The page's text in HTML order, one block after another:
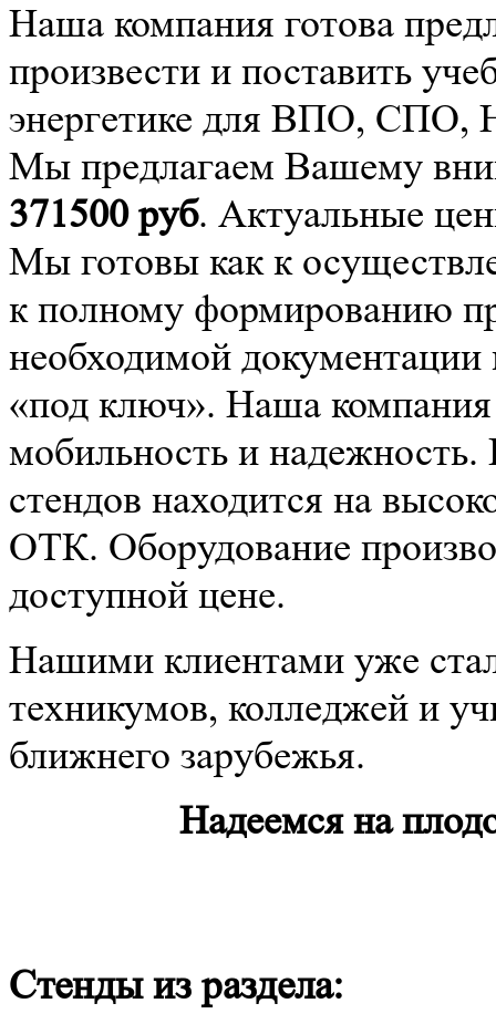
Наша компания готова
произвести и поставить
энергетике для ВПО,
Мы предлагаем Вашему
371500руб. Актуальные
Мы готовы как к
к полному формированию
необходимой
«под ключ». Наша компания
мобильность и
стендов находится на
ОТК. Оборудование
доступной цене.
Нашими клиентами уже
техникумов, колледжей и
ближнего зарубежья.
Надеемся на
Стенды из раздела: